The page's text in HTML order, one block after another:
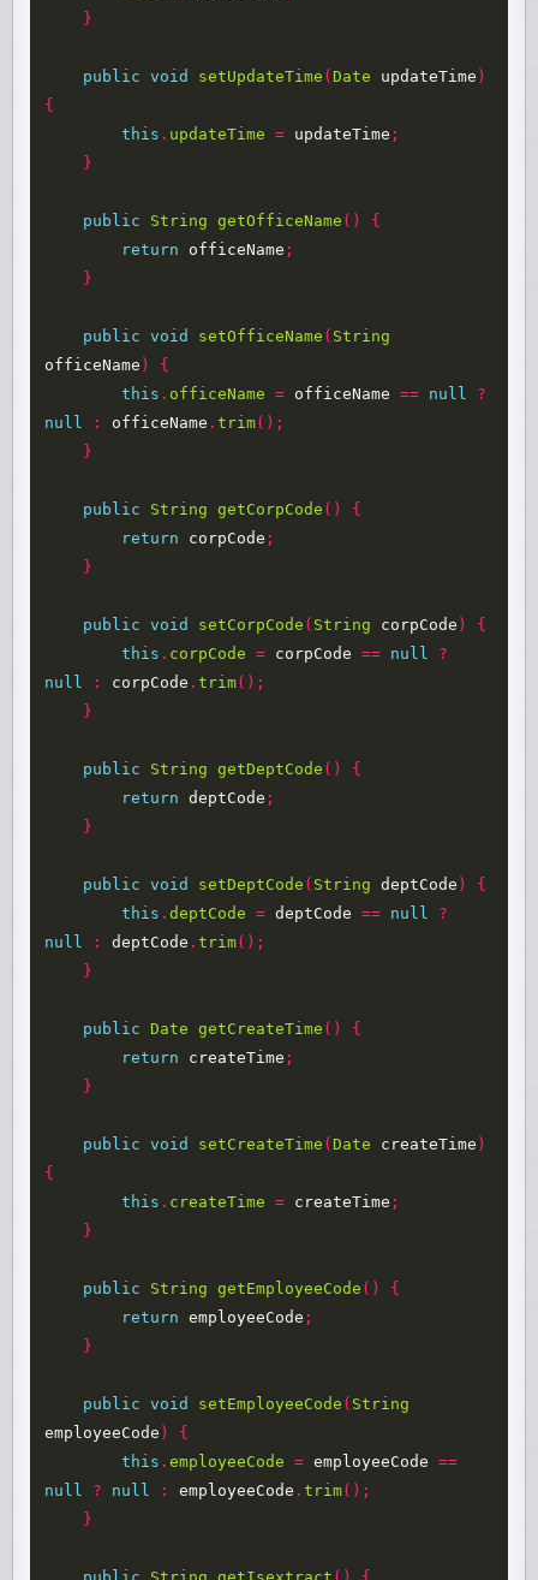
}
public void setUpdateTime (Date updateTime )
{
this . updateTime = updateTime ;
}
public String getOfficeName ()
{
return
officeName ;
}
public void setOfficeName ( String
officeName )
{
this . officeName = officeName == null
?
null
: officeName .trim();
}
public String getCorpCode ()
{
return
corpCode ;
}
public void setCorpCode ( String corpCode )
{
this . corpCode = corpCode == null
?
null
: corpCode .trim();
}
public String getDeptCode ()
{
return
deptCode ;
}
public void setDeptCode ( String deptCode )
{
this .deptCode = deptCode == null
?
null
: deptCode .trim();
}
public Date getCreateTime ()
{
return
createTime ;
}
public void setCreateTime (Date createTime )
{
this . createTime = createTime ;
}
public String getEmployeeCode ()
{
return
employeeCode ;
}
public void setEmployeeCode ( String
employeeCode )
{
this .employeeCode = employeeCode
==
null
? null : employeeCode .trim();
}
public String getIsextract () {